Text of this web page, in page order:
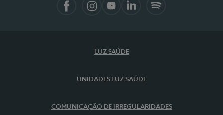
LUZ SAÚDE
UNIDADES LUZ SAÚDE
COMUNICAÇÃO DE IRREGULARIDADES